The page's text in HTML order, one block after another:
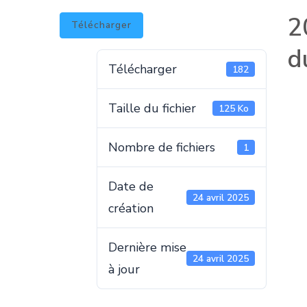
Télécharger
Télécharger 182
Taille du fichier 125 Ko
Nombre de fichiers 1
Date de
création
24 avril 2025
Dernière mise
à jour
24 avril 2025